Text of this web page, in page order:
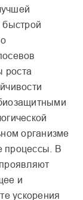
быстрой
роста
организме
процессы. В
и
ускорения